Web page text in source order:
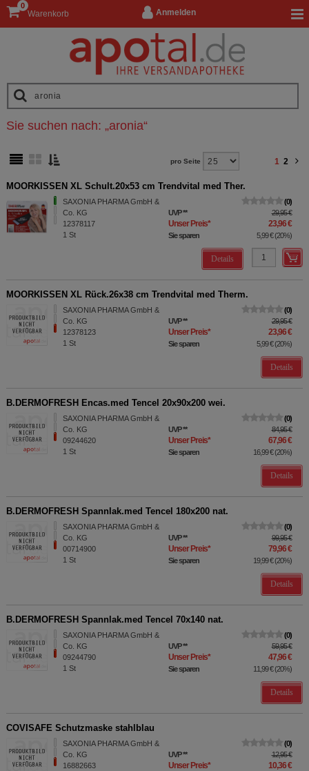
Anmelden
Warenkorb
0
Sie suchen nach: „aronia“
pro Seite 1 2
MOORKISSEN XL Schult.20x53 cm Trendvital med Ther.
SAXONIA PHARMA GmbH &
Co. KG
12378117
1 St
0
UVP** 29,95 €
Unser Preis* 23,96 €
Sie sparen 5,99 €(20%)
Details
MOORKISSEN XL Rück.26x38 cm Trendvital med Therm.
SAXONIA PHARMA GmbH &
Co. KG
12378123
1 St
0
UVP** 29,95 €
Unser Preis* 23,96 €
Sie sparen 5,99 €(20%)
Details
B.DERMOFRESH Encas.med Tencel 20x90x200 wei.
SAXONIA PHARMA GmbH &
Co. KG
09244620
1 St
0
UVP** 84,95 €
Unser Preis* 67,96 €
Sie sparen 16,99 €(20%)
Details
B.DERMOFRESH Spannlak.med Tencel 180x200 nat.
SAXONIA PHARMA GmbH &
Co. KG
00714900
1 St
0
UVP** 99,95 €
Unser Preis* 79,96 €
Sie sparen 19,99 €(20%)
Details
B.DERMOFRESH Spannlak.med Tencel 70x140 nat.
SAXONIA PHARMA GmbH &
Co. KG
09244790
1 St
0
UVP** 59,95 €
Unser Preis* 47,96 €
Sie sparen 11,99 €(20%)
Details
COVISAFE Schutzmaske stahlblau
SAXONIA PHARMA GmbH &
Co. KG
16882663
0
UVP** 12,95 €
Unser Preis* 10,36 €